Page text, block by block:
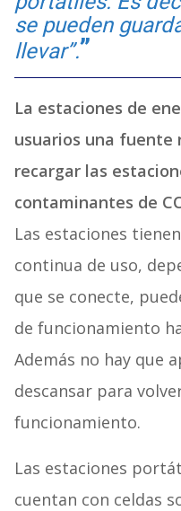
se pueden
llevar”.
La estaciones de
usuarios una fuente
recargar las
contaminantes de
Las estaciones
continua de uso,
que se conecte,
de funcionamiento
Además no hay que
descansar para
funcionamiento.
Las estaciones
cuentan con celdas